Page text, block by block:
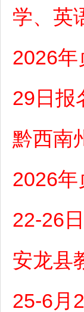
学、英
2026年
29日报
黔西南
2026年
22-26
安龙县
25-6月